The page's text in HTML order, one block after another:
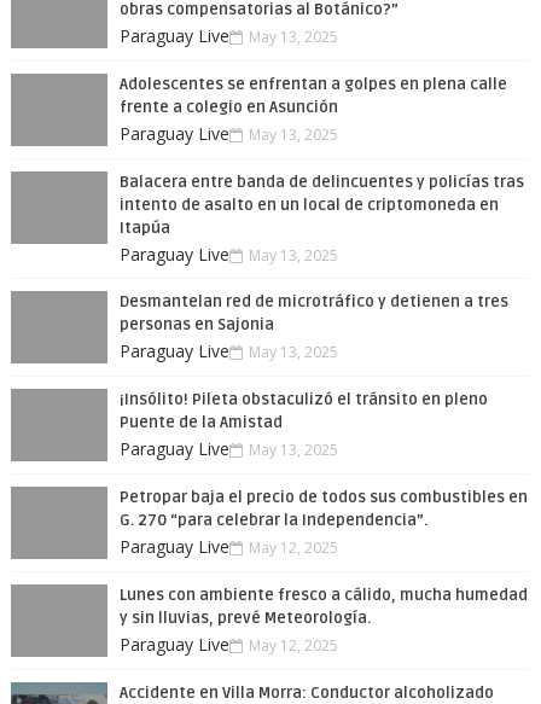
obras compensatorias al Botánico?”
Paraguay Live May 13, 2025
Adolescentes se enfrentan a golpes en plena calle
frente a colegio en Asunción
Paraguay Live May 13, 2025
Balacera entre banda de delincuentes y policías tras
intento de asalto en un local de criptomoneda en
Itapúa
Paraguay Live May 13, 2025
Desmantelan red de microtráfico y detienen a tres
personas en Sajonia
Paraguay Live May 13, 2025
¡Insólito! Pileta obstaculizó el tránsito en pleno
Puente de la Amistad
Paraguay Live May 13, 2025
Petropar baja el precio de todos sus combustibles en
G. 270 “para celebrar la Independencia”.
Paraguay Live May 12, 2025
Lunes con ambiente fresco a cálido, mucha humedad
y sin lluvias, prevé Meteorología.
Paraguay Live May 12, 2025
Accidente en Villa Morra: Conductor alcoholizado